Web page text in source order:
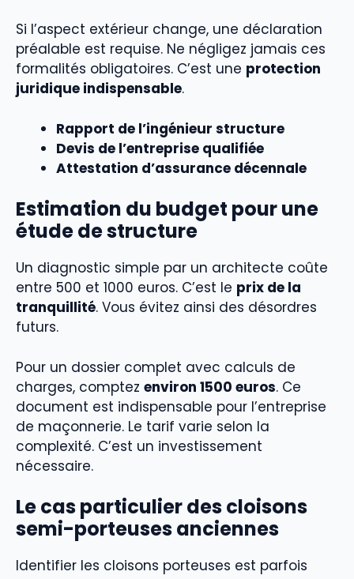
Si l’aspect extérieur change, une déclaration
préalable est requise. Ne négligez jamais ces
formalités obligatoires. C’est une protection
juridique indispensable.
Rapport de l’ingénieur structure
Devis de l’entreprise qualifiée
Attestation d’assurance décennale
Estimation du budget pour une
étude de structure
Un diagnostic simple par un architecte coûte
entre 500 et 1000 euros. C’est le prix de la
tranquillité. Vous évitez ainsi des désordres
futurs.
Pour un dossier complet avec calculs de
charges, comptez environ 1500 euros. Ce
document est indispensable pour l’entreprise
de maçonnerie. Le tarif varie selon la
complexité. C’est un investissement
nécessaire.
Le cas particulier des cloisons
semi-porteuses anciennes
Identifier les cloisons porteuses est parfois